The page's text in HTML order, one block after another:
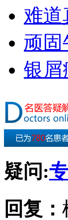
难道
顽固
银屑
疑问:
回复：